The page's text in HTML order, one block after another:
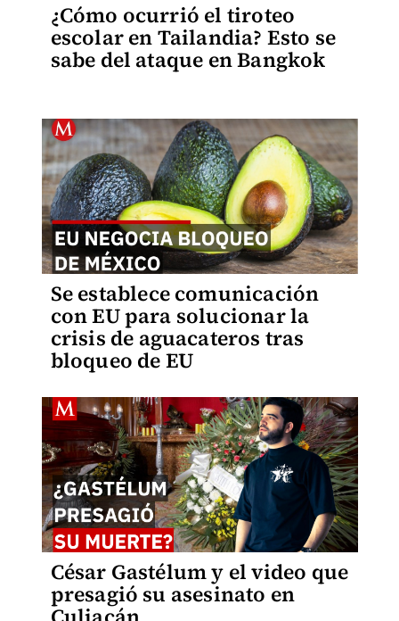
¿Cómo ocurrió el tiroteo
escolar en Tailandia? Esto se
sabe del ataque en Bangkok
Se establece comunicación
con EU para solucionar la
crisis de aguacateros tras
bloqueo de EU
César Gastélum y el video que
presagió su asesinato en